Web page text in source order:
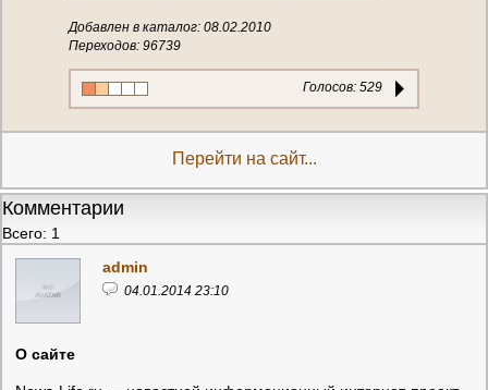
Добавлен в каталог: 08.02.2010
Переходов: 96739
Голосов: 529
Перейти на сайт...
Комментарии
Всего: 1
admin
04.01.2014 23:10
О сайте